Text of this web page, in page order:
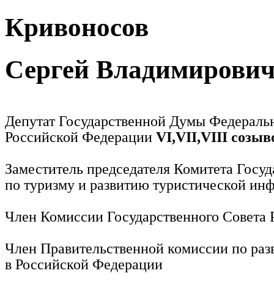
Кривоносов
Сергей
Депутат Государственной Думы
Российской Федерации VI,VII,VIII
Заместитель председателя Комитета
по туризму и развитию туристической
Член Комиссии Государственного
Член Правительственной комиссии по
в Российской Федерации